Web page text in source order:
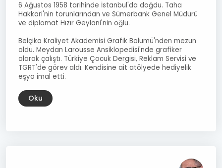
6 Ağustos 1958 tarihinde İstanbul'da doğdu. Taha
Hakkari'nin torunlarından ve Sümerbank Genel Müdürü
ve diplomat Hızır Geylani'nin oğlu.
Belçika Kraliyet Akademisi Grafik Bölümü'nden mezun
oldu. Meydan Larousse Ansiklopedisi'nde grafiker
olarak çalıştı. Türkiye Çocuk Dergisi, Reklam Servisi ve
TGRT'de görev aldı. Kendisine ait atölyede hediyelik
eşya imal etti.
Oku